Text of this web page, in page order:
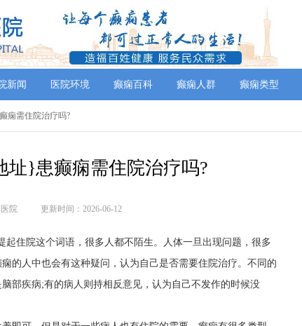
新闻 医院环境 癫痫百科 癫痫人群 癫痫类型
痫需住院治疗吗?
址}患癫痫需住院治疗吗?
院 更新时间：2026-06-12
住院这个词语，很多人都不陌生。人体一旦出现问题，很多
的人中也会有这种疑问，认为自己是否需要住院治疗。不同的
部疾病;有的病人则持相反意见，认为自己不发作的时候没